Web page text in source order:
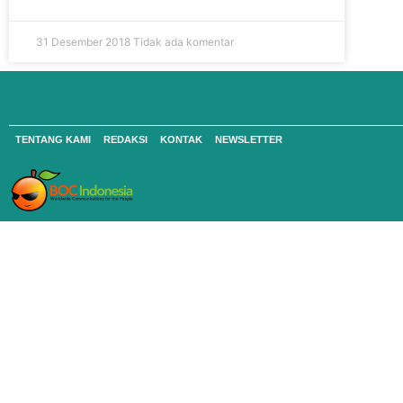
31 Desember 2018 Tidak ada komentar
TENTANG KAMI REDAKSI KONTAK NEWSLETTER